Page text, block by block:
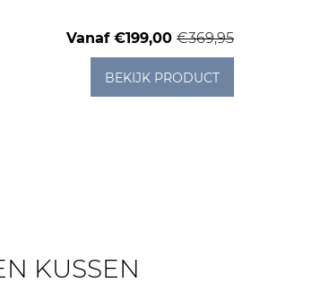
Vanaf €199,00 €369,95
BEKIJK PRODUCT
KUSSEN